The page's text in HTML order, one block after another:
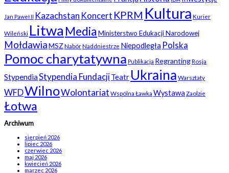
Jan Paweł II Kazachstan Koncert KPRM Kultura Kurier
Wileński Litwa MediaMinisterstwo Edukacji Narodowej
MołdawiaMSZ NabórNaddniestrze Niepodległa Polska
Pomoc charytatywna Publikacja RegrantingRosja
StypendiaStypendia FundacjiTeatr Ukraina Warsztaty
WFDWilnoWolontariat Wspólna Ławka Wystawa Zaolzie
Łotwa
Archiwum
sierpień 2026
lipiec 2026
czerwiec 2026
maj 2026
kwiecień 2026
marzec 2026